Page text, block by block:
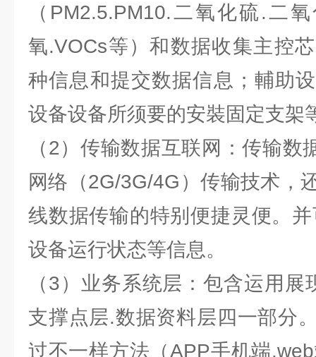
（PM2.5.PM10.二氧化硫.二
氧.VOCs等）和数据收集主控
种信息和提交数据信息；輔助
设备设备所须要的安裝固定支架
（2）传输数据互联网：传输数
网络（2G/3G/4G）传输技术，
线数据传输的特别便捷灵便。
设备运行状态等信息。
（3）业务系统层：包含运用
支撑点层.数据资料层四一部分
过不一样方法（APP手机端